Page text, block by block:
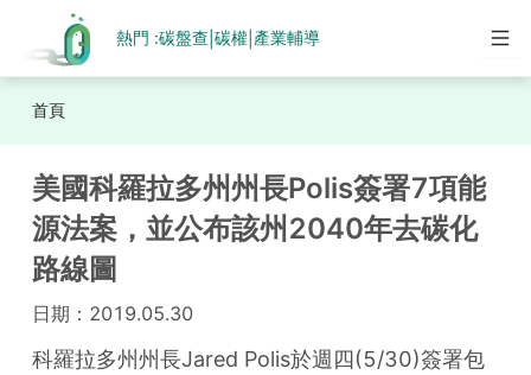
熱門 :碳盤查 碳權| 產業輔導
首頁
美國科羅拉多州州長Polis簽署7項能
源法案，並公布該州2040年去碳化
路線圖
日期： 2019.05.30
科羅拉多州州長Jared Polis於週四(5/30)簽署包